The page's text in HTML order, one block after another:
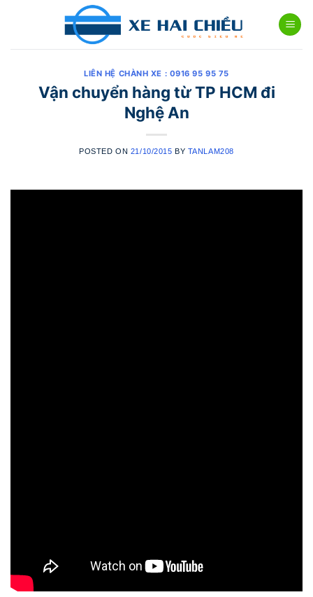
LIÊN HỆ CHÀNH XE : 0916 95 95 75
Vận chuyển hàng từ TP HCM đi
Nghệ An
POSTED ON 21/10/2015 BY TANLAM208